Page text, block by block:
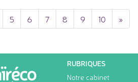
5 6 7 8 9 10 »
RUBRIQUES
Notre cabinet